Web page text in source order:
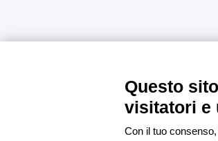
Questo
visitatori e
Con il tuo